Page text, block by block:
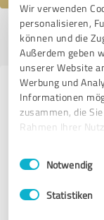
Wir verwenden
personalisieren,
können und die
Außerdem geben
unserer Website
Werbung und
Informationen
zusammen, die
Rahmen Ihrer
Impressum
Einwilligungsauswahl
Notwendig
Statistiken
Profil aktiv seit
nupian GmbH